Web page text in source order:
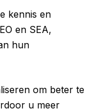
kennis en
en SEA,
hun
om beter te
u meer